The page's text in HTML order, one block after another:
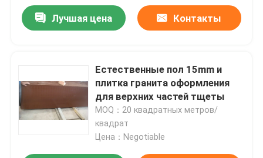
Лучшая цена Контакты
Естественные пол 15mm и
плитка гранита оформления
для верхних частей тщеты
MOQ：20 квадратных метров/
квадрат
Цена：Negotiable